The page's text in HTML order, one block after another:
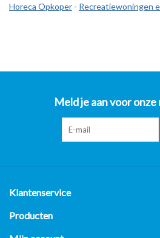
Horeca Opkoper - Recreatiewoningen
Meld je aan voor
Klantenservice
Producten